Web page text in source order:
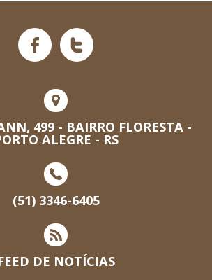
499 - BAIRRO FLORESTA -
ALEGRE - RS
(51) 3346-6405
DE NOTÍCIAS